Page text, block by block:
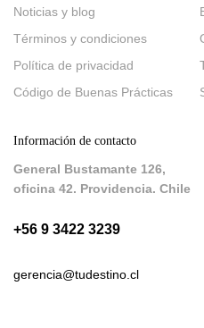
Noticias y blog
Términos y condiciones
Política de privacidad
Código de Buenas Prácticas
Información de contacto
General Bustamante 126,
oficina 42. Providencia. Chile
+56 9 3422 3239
gerencia@tudestino.cl